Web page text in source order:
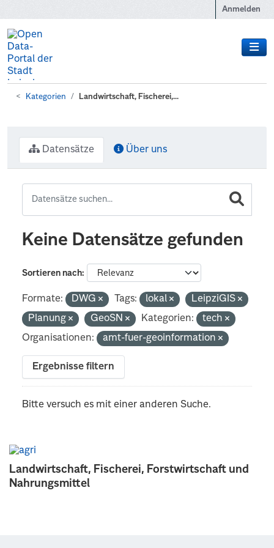
Anmelden
Kategorien Landwirtschaft, Fischerei,...
Landwirtschaft, Fischerei, Forstwirtschaft und
Nahrungsmittel
Datensätze Über uns
Keine Datensätze gefunden
Sortieren nach
Formate: DWG Tags: lokal
LeipziGIS
Planung
GeoSN Kategorien:
tech
Organisationen:
amt-fuer-geoinformation
Ergebnisse filtern
Bitte versuch es mit einer anderen Suche.